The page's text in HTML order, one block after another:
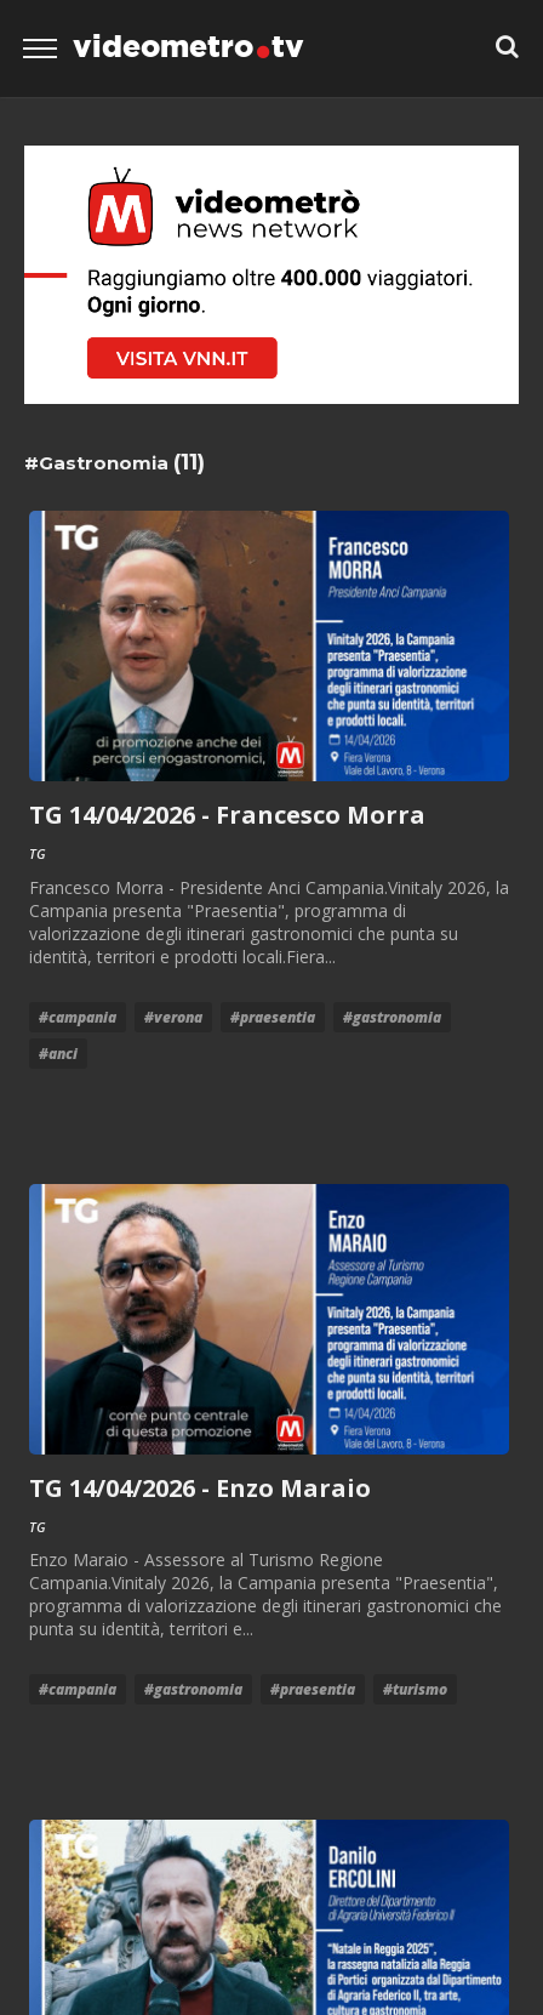
videometro tv
#Gastronomia (11)
TG 14/04/2026 - Francesco Morra
TG
Francesco Morra - Presidente Anci Campania.Vinitaly 2026, la
Campania presenta "Praesentia", programma di
valorizzazione degli itinerari gastronomici che punta su
identità, territori e prodotti locali.Fiera...
#campania #verona #praesentia
#gastronomia
#anci
TG 14/04/2026 - Enzo Maraio
TG
Enzo Maraio - Assessore al Turismo Regione
Campania.Vinitaly 2026, la Campania presenta "Praesentia",
programma di valorizzazione degli itinerari gastronomici che
punta su identità, territori e...
#campania #gastronomia #praesentia #turismo